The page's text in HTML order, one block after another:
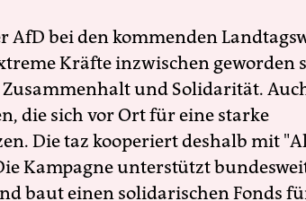
AfD bei den kommenden
Kräfte inzwischen geworden
Zusammenhalt und Solidarität.
die sich vor Ort für eine starke
Die taz kooperiert deshalb mit
Kampagne unterstützt
baut einen solidarischen Fonds